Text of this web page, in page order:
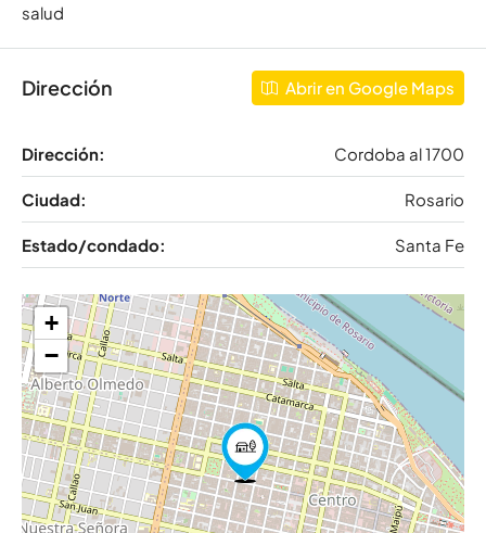
salud
Dirección Abrir en Google Maps
Dirección: Cordoba al 1700
Ciudad: Rosario
Estado/condado: Santa Fe
+
−